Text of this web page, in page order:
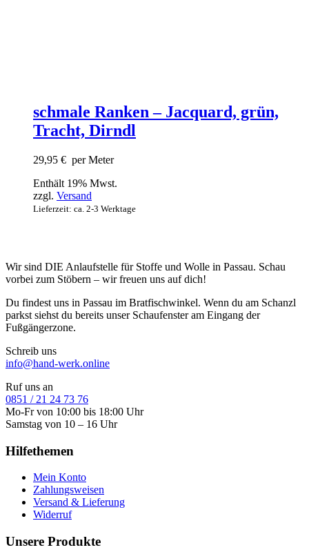
schmale Ranken – Jacquard, grün,
Tracht, Dirndl
29,95 € per Meter
Enthält 19% Mwst.
zzgl. Versand
Lieferzeit: ca. 2-3 Werktage
Wir sind DIE Anlaufstelle für Stoffe und Wolle in Passau. Schau
vorbei zum Stöbern – wir freuen uns auf dich!
Du findest uns in Passau im Bratfischwinkel. Wenn du am Schanzl
parkst siehst du bereits unser Schaufenster am Eingang der
Fußgängerzone.
Schreib uns
info@hand-werk.online
Ruf uns an
0851 / 21 24 73 76
Mo-Fr von 10:00 bis 18:00 Uhr
Samstag von 10 – 16 Uhr
Hilfethemen
Mein Konto
Zahlungsweisen
Versand & Lieferung
Widerruf
Unsere Produkte